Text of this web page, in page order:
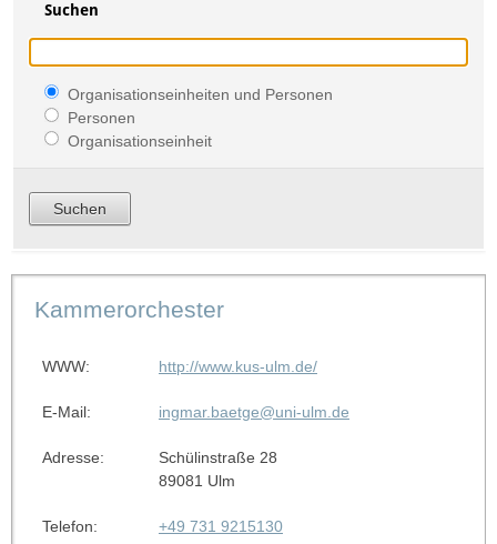
Suchen
Organisationseinheiten und Personen
Personen
Organisationseinheit
Kammerorchester
WWW: http://www.kus-ulm.de/
E-Mail: ingmar.baetge@uni-ulm.de
Adresse:
Schülinstraße 28
89081 Ulm
Telefon: +49 731 9215130